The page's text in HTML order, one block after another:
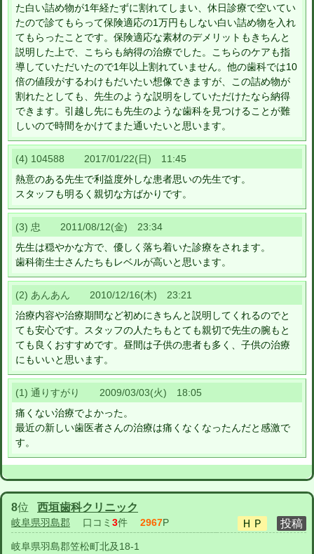
た白い詰め物が1年経たずに割れてしまい、休日診療で空いてい
たので診てもらって保険適応の1万円もしない白い詰め物を入れ
てもらったことです。保険適応な素材のデメリットもきちんと
説明した上で、こちらも納得の治療でした。こちらのケアも指
導していただいたので1年以上割れていません。他の歯科では10
倍の値段がするわけもだいたい想像できますが、この詰め物が
割れたとしても、先生のような説明をしていただけたなら納得
できます。引越し先にも先生のような歯科を見つけることが難
しいので時間をかけてまた通いたいと思います。
(4) 104588 2017/01/22(日) 11:45
熱意のある先生で利益度外しな患者思いの先生です。
スタッフも明るく親切な方ばかりです。
(3) 忠 2011/08/12(金) 23:34
先生は穏やかな方で、優しく落ち着いた診療をされます。
歯科衛生士さんたちもレベルが高いと思います。
(2) あんあん 2010/12/16(木) 23:21
治療内容や治療期間など初めにきちんと説明してくれるのでと
ても安心です。スタッフの人たちもとても親切で先生の腕もと
ても良くおすすめです。昼間は子供の患者も多く、子供の治療
にもいいと思います。
(1) 通りすがり 2009/03/03(火) 18:05
痛くない治療でよかった。
最近の新しい歯医者さんの治療は痛くなくなったんだと感激で
す。
8位 西垣歯科クリニック
岐阜県羽島郡 口コミ 3件 2967P
岐阜県羽島郡笠松町北及18-1